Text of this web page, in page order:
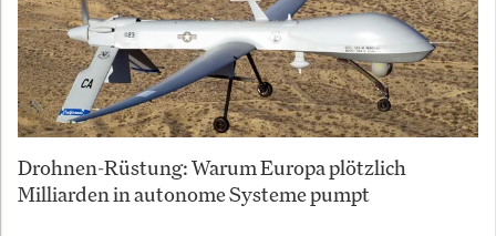
Drohnen-Rüstung: Warum Europa plötzlich
Milliarden in autonome Systeme pumpt